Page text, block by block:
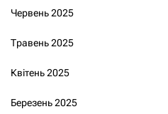
Червень 2025
Травень 2025
Квітень 2025
Березень 2025